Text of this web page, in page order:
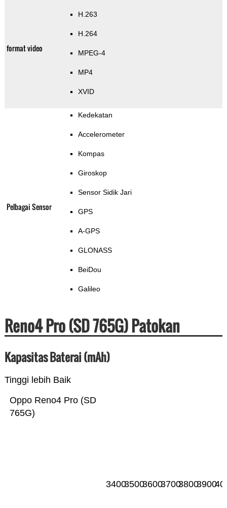
format video
H.263
H.264
MPEG-4
MP4
XVID
Pelbagai Sensor
Kedekatan
Accelerometer
Kompas
Giroskop
Sensor Sidik Jari
GPS
A-GPS
GLONASS
BeiDou
Galileo
Reno4 Pro (SD 765G) Patokan
Kapasitas Baterai (mAh)
Tinggi lebih Baik
Oppo Reno4 Pro (SD
765G)
340035003600370038003900